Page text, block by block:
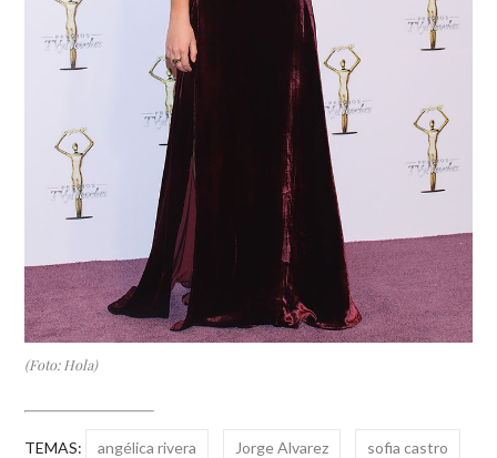
(Foto: Hola)
TEMAS: angélica rivera Jorge Alvarez sofia castro